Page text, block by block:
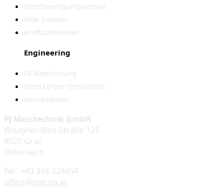
Beschleunigungssensor
Ride Indexer
Kraftaufnehmer
Engineering
FE-Berechnung
Mehrkörper-Simulation
Konstruktion
PJ Messtechnik GmbH
Waagner-Biro-Straße 125
8020 Graz
Österreich
Tel.: +43 316 228454
office@pjm.co.at